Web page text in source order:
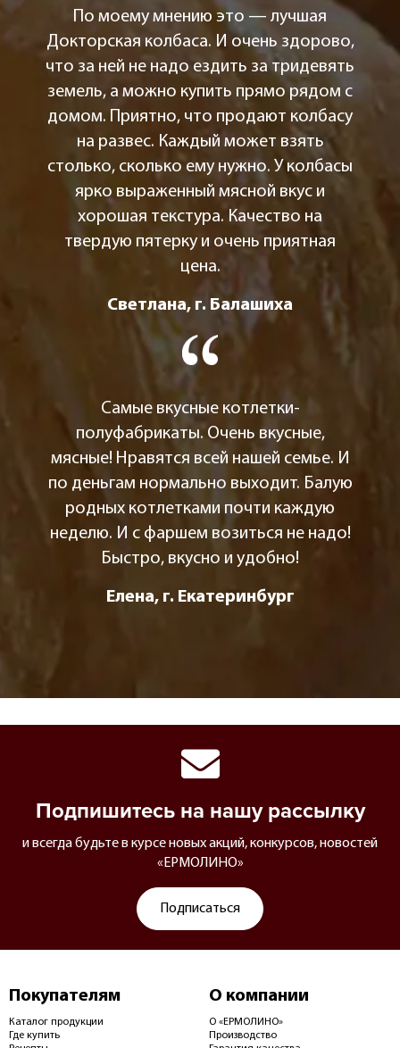
По моему мнению это — лучшая
Докторская колбаса. И очень здорово,
что за ней не надо ездить за тридевять
земель, а можно купить прямо рядом с
домом. Приятно, что продают колбасу
на развес. Каждый может взять
столько, сколько ему нужно. У колбасы
ярко выраженный мясной вкус и
хорошая текстура. Качество на
твердую пятерку и очень приятная
цена.
Светлана, г. Балашиха
Самые вкусные котлетки-
полуфабрикаты. Очень вкусные,
мясные! Нравятся всей нашей семье. И
по деньгам нормально выходит. Балую
родных котлетками почти каждую
неделю. И с фаршем возиться не надо!
Быстро, вкусно и удобно!
Елена, г. Екатеринбург
Подпишитесь на нашу рассылку
и всегда будьте в курсе новых акций, конкурсов, новостей
«ЕРМОЛИНО»
Подписаться
Покупателям
Каталог продукции
Где купить
О компании
О «ЕРМОЛИНО»
Производство